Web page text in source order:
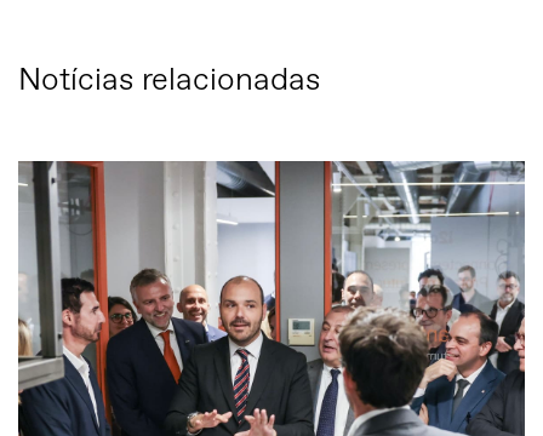
Notícias relacionadas